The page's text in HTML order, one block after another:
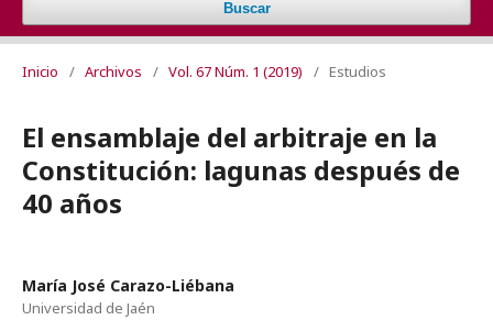
Buscar
Inicio / Archivos / Vol. 67 Núm. 1 (2019) / Estudios
El ensamblaje del arbitraje en la
Constitución: lagunas después de
40 años
María José Carazo-Liébana
Universidad de Jaén